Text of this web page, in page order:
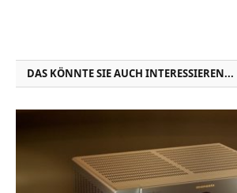
DAS KÖNNTE SIE AUCH INTERESSIEREN...